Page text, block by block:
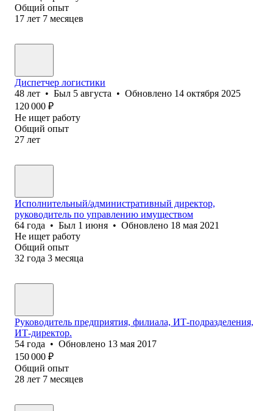
Общий опыт
17 лет 7 месяцев
Диспетчер логистики
48 лет • Был 5 августа • Обновлено 14 октября 2025
120 000 ₽
Не ищет работу
Общий опыт
27 лет
Исполнительный/административный директор,
руководитель по управлению имуществом
64 года • Был 1 июня • Обновлено 18 мая 2021
Не ищет работу
Общий опыт
32 года 3 месяца
Руководитель предприятия, филиала, ИТ-подразделения,
ИТ-директор.
54 года • Обновлено 13 мая 2017
150 000 ₽
Общий опыт
28 лет 7 месяцев